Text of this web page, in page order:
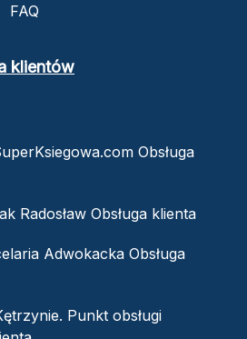
FAQ
klientów
Obsługa
Radosław Obsługa klienta
Adwokacka Obsługa
Punkt obsługi